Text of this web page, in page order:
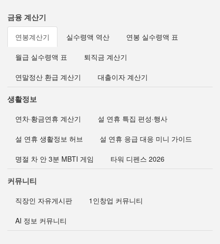
금융 계산기
연봉계산기 실수령액 역산 연봉 실수령액 표
월급 실수령액 표 퇴직금 계산기
연말정산 환급 계산기 대출이자 계산기
생활정보
연차·황금연휴 계산기 설 연휴 특집 편성·행사
설 연휴 생활정보 허브 설 연휴 응급 대응 미니 가이드
명절 차 안 3분 MBTI 게임 타워 디펜스 2026
커뮤니티
직장인 자유게시판 1인창업 커뮤니티
AI 정보 커뮤니티